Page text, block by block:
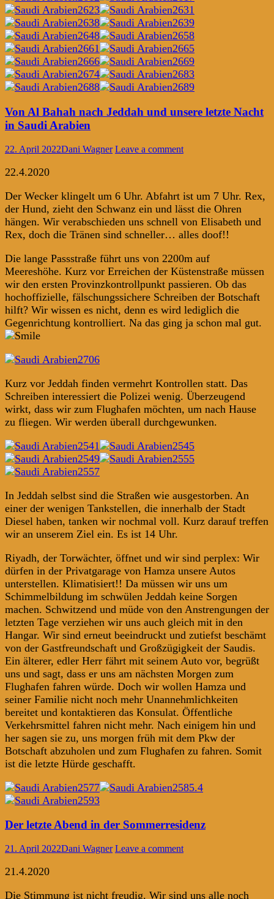
Von Al Bahah nach Jeddah und unsere letzte Nacht
in Saudi Arabien
22. April 2022Dani Wagner Leave a comment
22.4.2020
Der Wecker klingelt um 6 Uhr. Abfahrt ist um 7 Uhr. Rex,
der Hund, zieht den Schwanz ein und lässt die Ohren
hängen. Wir verabschieden uns schnell von Elisabeth und
Rex, doch die Tränen sind schneller… alles doof!!
Die lange Passstraße führt uns von 2200m auf
Meereshöhe. Kurz vor Erreichen der Küstenstraße müssen
wir den ersten Provinzkontrollpunkt passieren. Ob das
hochoffizielle, fälschungssichere Schreiben der Botschaft
hilft? Wir wissen es nicht, denn es wird lediglich die
Gegenrichtung kontrolliert. Na das ging ja schon mal gut.
Kurz vor Jeddah finden vermehrt Kontrollen statt. Das
Schreiben interessiert die Polizei wenig. Überzeugend
wirkt, dass wir zum Flughafen möchten, um nach Hause
zu fliegen. Wir werden überall durchgewunken.
In Jeddah selbst sind die Straßen wie ausgestorben. An
einer der wenigen Tankstellen, die innerhalb der Stadt
Diesel haben, tanken wir nochmal voll. Kurz darauf treffen
wir an unserem Ziel ein. Es ist 14 Uhr.
Riyadh, der Torwächter, öffnet und wir sind perplex: Wir
dürfen in der Privatgarage von Hamza unsere Autos
unterstellen. Klimatisiert!! Da müssen wir uns um
Schimmelbildung im schwülen Jeddah keine Sorgen
machen. Schwitzend und müde von den Anstrengungen der
letzten Tage verziehen wir uns auch gleich mit in den
Hangar. Wir sind erneut beeindruckt und zutiefst beschämt
von der Gastfreundschaft und Großzügigkeit der Saudis.
Ein älterer, edler Herr fährt mit seinem Auto vor, begrüßt
uns und sagt, dass er uns am nächsten Morgen zum
Flughafen fahren würde. Doch wir wollen Hamza und
seiner Familie nicht noch mehr Unannehmlichkeiten
bereitet und kontaktieren das Konsulat. Öffentliche
Verkehrsmittel fahren nicht mehr. Nach einigem hin und
her sagen sie zu, uns morgen früh mit dem Pkw der
Botschaft abzuholen und zum Flughafen zu fahren. Somit
ist die letzte Hürde geschafft.
Der letzte Abend in der Sommerresidenz
21. April 2022Dani Wagner Leave a comment
21.4.2020
Die Stimmung ist nicht freudig. Wir sind uns alle noch